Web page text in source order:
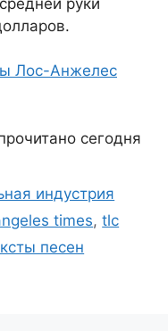
Лос-Анжелес
сегодня
индустрия
times,tlc
песен